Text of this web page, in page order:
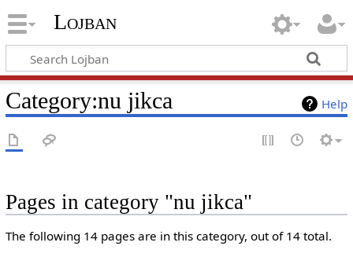
Lojban
Help
Category:nu jikca
Pages in category "nu jikca"
The following 14 pages are in this category, out of 14 total.